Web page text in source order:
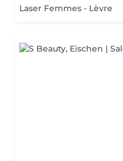
Laser Femmes - Lèvre